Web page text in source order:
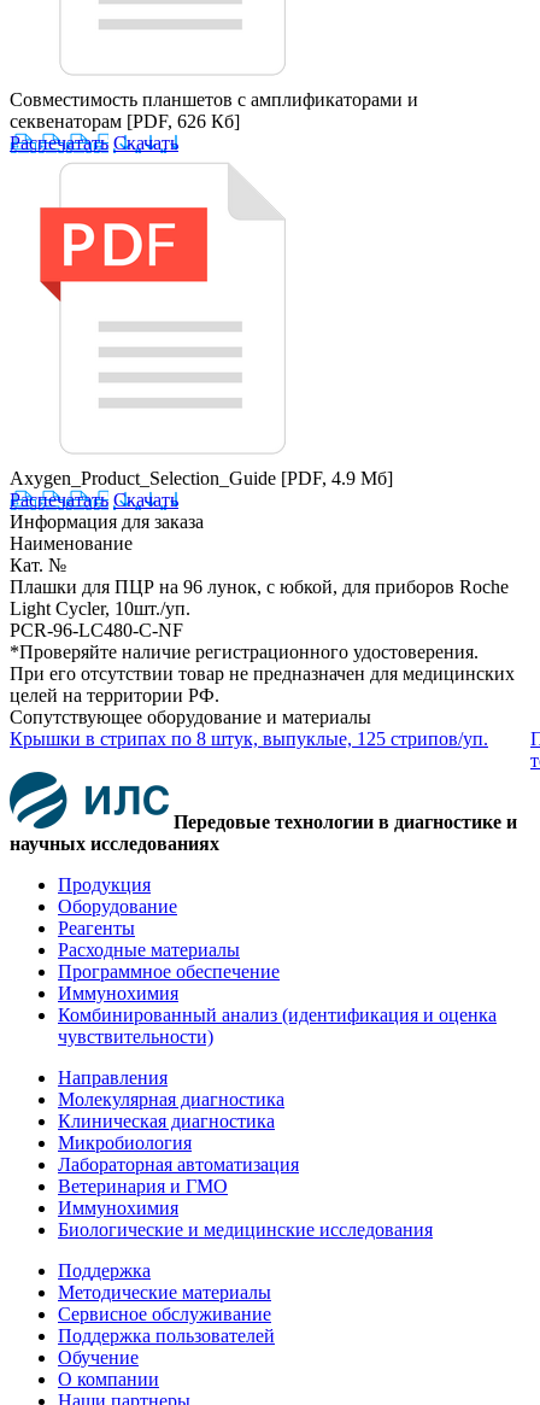
Совместимость планшетов с амплификаторами и
секвенаторам [PDF, 626 Кб]
Распечатать Скачать
Axygen_Product_Selection_Guide [PDF, 4.9 Мб]
Распечатать Скачать
Информация для заказа
Наименование
Кат. №
Плашки для ПЦР на 96 лунок, c юбкой, для приборов Roche
Light Cycler, 10шт./уп.
PCR-96-LC480-C-NF
*Проверяйте наличие регистрационного удостоверения.
При его отсутствии товар не предназначен для медицинских
целей на территории РФ.
Сопутствующее оборудование и материалы
Крышки в стрипах по 8 штук, выпуклые, 125 стрипов/уп.
Передовые технологии в диагностике и
научных исследованиях
Продукция
Оборудование
Реагенты
Расходные материалы
Программное обеспечение
Иммунохимия
Комбинированный анализ (идентификация и оценка
чувствительности)
Направления
Молекулярная диагностика
Клиническая диагностика
Микробиология
Лабораторная автоматизация
Ветеринария и ГМО
Иммунохимия
Биологические и медицинские исследования
Поддержка
Методические материалы
Сервисное обслуживание
Поддержка пользователей
Обучение
О компании
Наши партнеры